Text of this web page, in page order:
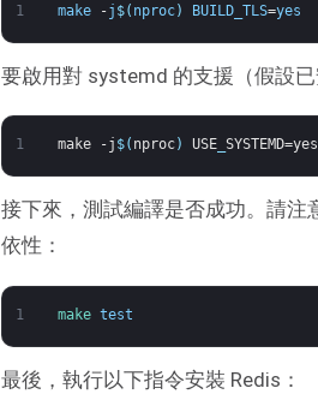
1 make -j $( nproc) BUILD_TLS=yes
要啟用對 systemd 的支援（假設
1 make -j $( nproc) USE_ SYSTEMD=yes
接下來，測試編譯是否成功。請
依性：
1 make test
最後，執行以下指令安裝 Redis：